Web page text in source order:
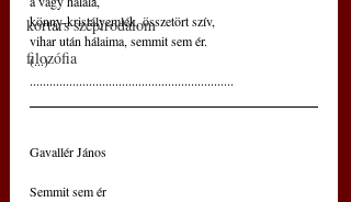
kortárs szépirodalom
filozófia
könny-kristályemlék, összetört szív,
vihar után hálaima, semmit sem ér.
(...)
..............................................................
Gavallér János
Semmit sem ér